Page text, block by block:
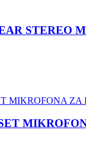
STEREO